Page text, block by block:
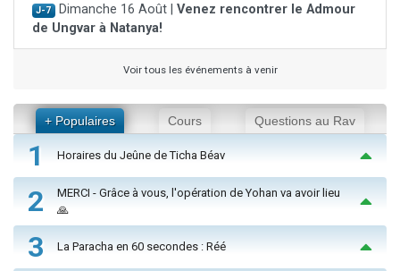
J-7 Dimanche 16 Août | Venez rencontrer le Admour
de Ungvar à Natanya!
Voir tous les événements à venir
+ Populaires Cours Questions au Rav
1 Horaires du Jeûne de Ticha Béav
2
MERCI - Grâce à vous, l'opération de Yohan va avoir lieu
🙏
3 La Paracha en 60 secondes : Réé